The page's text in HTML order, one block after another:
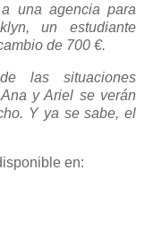
una agencia para
un estudiante
de 700 €.
las situaciones
y Ariel se verán
Y ya se sabe, el
en: